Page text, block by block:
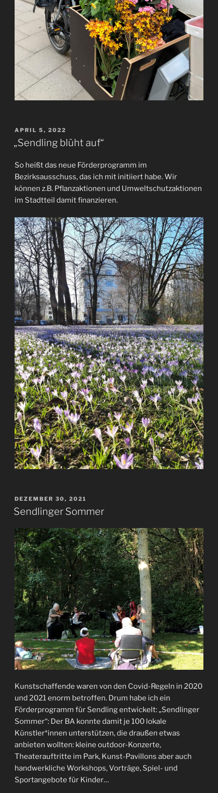
VERÖFFENTLICHT
AM
APRIL 5, 2022
„Sendling blüht auf“
So heißt das neue Förderprogramm im
Bezirksausschuss, das ich mit initiiert habe. Wir
können z.B. Pflanzaktionen und Umweltschutzaktionen
im Stadtteil damit finanzieren.
VERÖFFENTLICHT
AM
DEZEMBER 30, 2021
Sendlinger Sommer
Kunstschaffende waren von den Covid-Regeln in 2020
und 2021 enorm betroffen. Drum habe ich ein
Förderprogramm für Sendling entwickelt: „Sendlinger
Sommer“: Der BA konnte damit je 100 lokale
Künstler*innen unterstützen, die draußen etwas
anbieten wollten: kleine outdoor-Konzerte,
Theaterauftritte im Park, Kunst-Pavillons aber auch
handwerkliche Workshops, Vorträge, Spiel- und
Sportangebote für Kinder…